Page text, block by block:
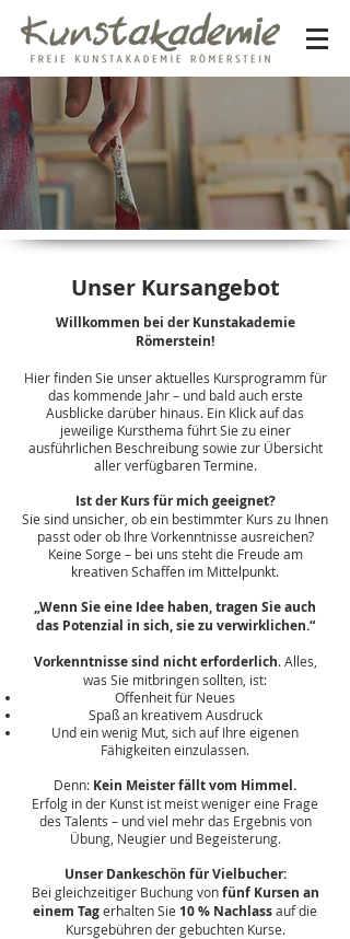
Unser Kursangebot
Willkommen bei der Kunstakademie
Römerstein!
Hier finden Sie unser aktuelles Kursprogramm für
das kommende Jahr – und bald auch erste
Ausblicke darüber hinaus. Ein Klick auf das
jeweilige Kursthema führt Sie zu einer
ausführlichen Beschreibung sowie zur Übersicht
aller verfügbaren Termine.
Ist der Kurs für mich geeignet?
Sie sind unsicher, ob ein bestimmter Kurs zu Ihnen
passt oder ob Ihre Vorkenntnisse ausreichen?
Keine Sorge – bei uns steht die Freude am
kreativen Schaffen im Mittelpunkt.
„Wenn Sie eine Idee haben, tragen Sie auch
das Potenzial in sich, sie zu verwirklichen.“
Vorkenntnisse sind nicht erforderlich. Alles,
was Sie mitbringen sollten, ist:
Offenheit für Neues
Spaß an kreativem Ausdruck
Und ein wenig Mut, sich auf Ihre eigenen
Fähigkeiten einzulassen.
Denn: Kein Meister fällt vom Himmel.
Erfolg in der Kunst ist meist weniger eine Frage
des Talents – und viel mehr das Ergebnis von
Übung, Neugier und Begeisterung.
Unser Dankeschön für Vielbucher:
Bei gleichzeitiger Buchung vonfünf Kursen an
einem Tagerhalten Sie 10 % Nachlassauf die
Kursgebühren der gebuchten Kurse.